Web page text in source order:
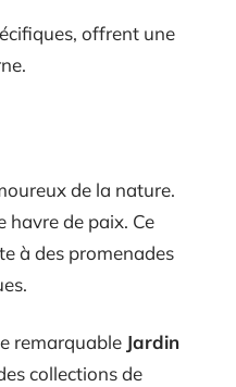
offrent une
de la nature.
havre de paix. Ce
à des promenades
remarquable Jardin
collections de